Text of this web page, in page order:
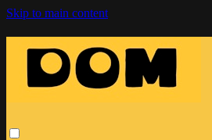
Skip to main content